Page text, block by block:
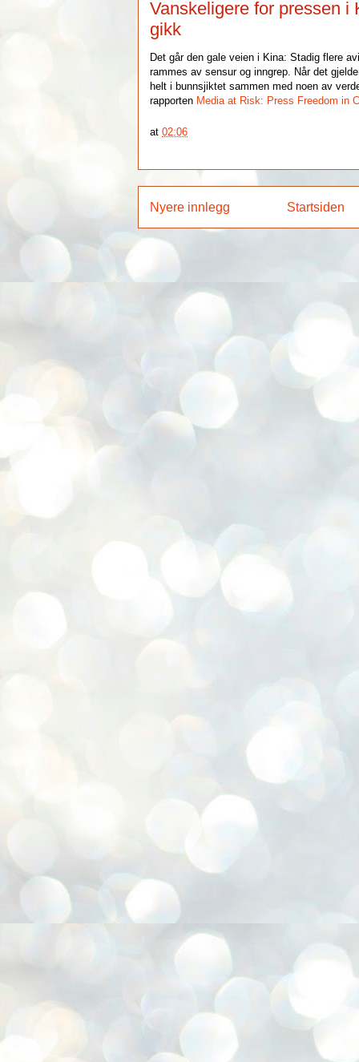
Vanskeligere for pressen i
gikk
Det går den gale veien i Kina: Stadig flere
rammes av sensur og inngrep. Når det
helt i bunnsjiktet sammen med noen av
rapporten Media at Risk: Press Freedom in
at02:06
Nyere innlegg Startsiden